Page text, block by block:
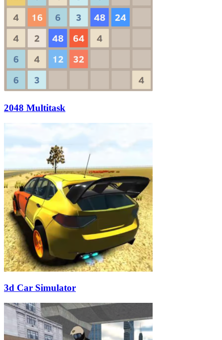
2048 Multitask
3d Car Simulator